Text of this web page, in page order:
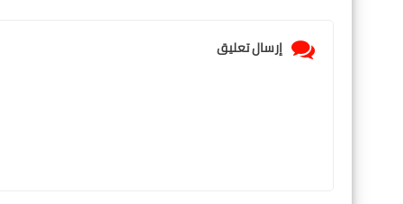
إرسال تعليق